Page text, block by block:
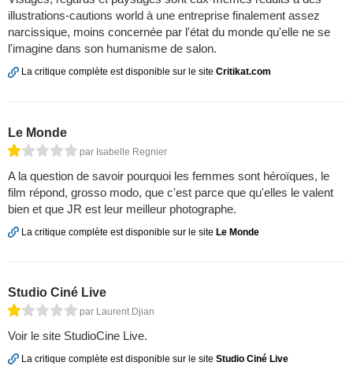
illustrations-cautions world à une entreprise finalement assez
narcissique, moins concernée par l'état du monde qu'elle ne se
l'imagine dans son humanisme de salon.
La critique complète est disponible sur le site Critikat.com
Le Monde
par Isabelle Regnier
A la question de savoir pourquoi les femmes sont héroïques, le
film répond, grosso modo, que c'est parce que qu'elles le valent
bien et que JR est leur meilleur photographe.
La critique complète est disponible sur le site Le Monde
Studio Ciné Live
par Laurent Djian
Voir le site StudioCine Live.
La critique complète est disponible sur le site Studio Ciné Live